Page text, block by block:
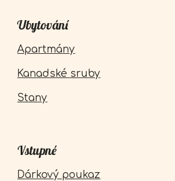
Ubytování
Apartmány
Kanadské sruby
Stany
Vstupné
Dárkový poukaz